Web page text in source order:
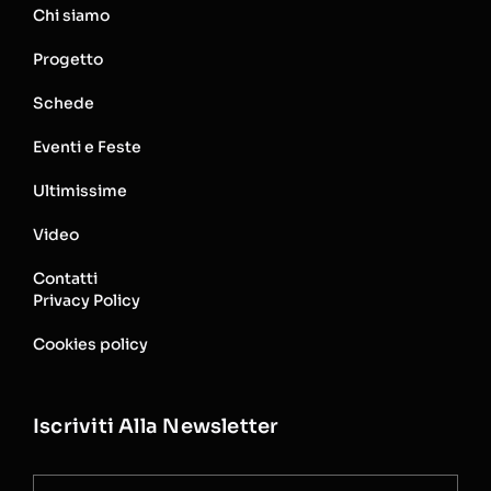
Chi siamo
Progetto
Schede
Eventi e Feste
Ultimissime
Video
Contatti
Privacy Policy
Cookies policy
Iscriviti Alla Newsletter